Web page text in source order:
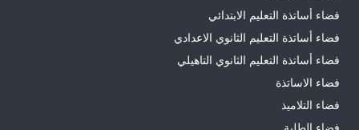
فضاء أساتذة التعليم الابتدائي
فضاء أساتذة التعليم الثانوي الاعدادي
فضاء أساتذة التعليم الثانوي التاهيلي
فضاء الاساتذة
فضاء التلاميذ